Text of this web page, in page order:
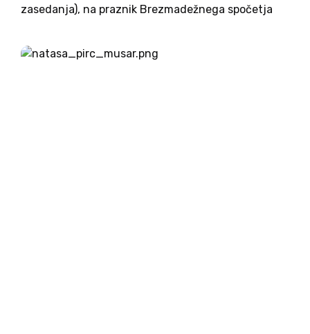
zasedanja), na praznik Brezmadežnega spočetja
Pavel VI. (papež v času zadnjih treh zasedanj po...